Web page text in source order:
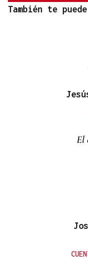
También te
El